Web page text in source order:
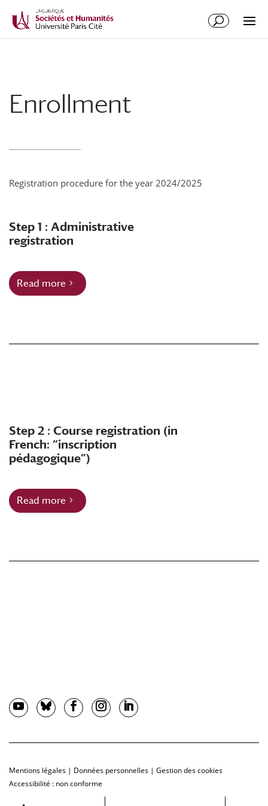
Enrollment
Registration procedure for the year 2024/2025
Step 1 : Administrative
registration
Read more
Step 2 : Course registration (in
French: “inscription
pédagogique”)
Read more
Mentions légales | Données personnelles | Gestion des cookies
Accessibilité : non conforme